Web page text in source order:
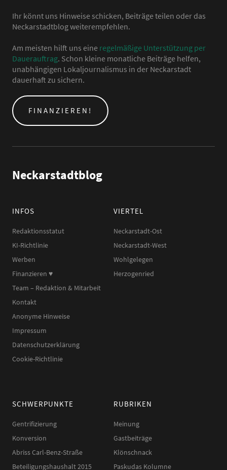
Ihr könnt uns Hinweise schicken, Beiträge teilen oder das
Neckarstadtblog weiterempfehlen.
Am meisten hilft uns eine regelmäßige Unterstützung per
Dauerauftrag. Schon kleine monatliche Beiträge helfen,
unabhängigen Lokaljournalismus in der Neckarstadt
dauerhaft zu sichern.
FINANZIEREN!
Neckarstadtblog
INFOS
Redaktionsstatut
KI-Richtlinie
Werben
Finanzieren ♥︎
Team – Redaktion & Mitarbeit
Kontakt
Anonyme Hinweise
Impressum
Datenschutzerklärung
Cookie-Richtlinie
VIERTEL
Neckarstadt-Ost
Neckarstadt-West
Wohlgelegen
Herzogenried
SCHWERPUNKTE
Gentrifizierung
Konversion
Abriss Carl-Benz-Straße
Beteiligungshaushalt 2015
RUBRIKEN
Meinung
Gastbeiträge
Klönschnack
Paskudas Kolumne